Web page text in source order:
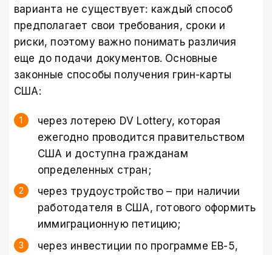
варианта не существует: каждый способ
предполагает свои требования, сроки и
риски, поэтому важно понимать различия
еще до подачи документов. Основные
законные способы получения грин-карты
США:
через лотерею DV Lottery, которая
ежегодно проводится правительством
США и доступна гражданам
определенных стран;
через трудоустройство – при наличии
работодателя в США, готового оформить
иммиграционную петицию;
через инвестиции по программе EB-5,